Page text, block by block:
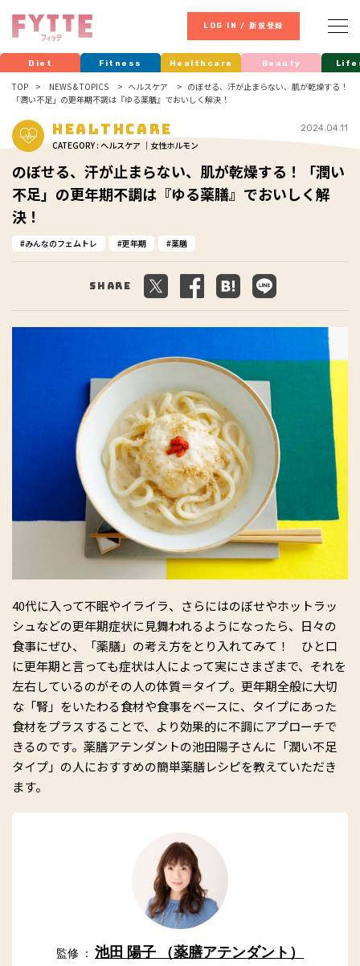
LOG IN / 新規登録
Diet Fitness Healthcare Beauty
TOP NEWS & TOPICS ヘルスケア
のぼせる、汗が止まらない、肌が乾燥する！
「潤い不足」の更年期不調は『ゆる薬膳』でおいしく解決！
Healthcare
CATEGORY : ヘルスケア ｜女性ホルモン
2024.04.11
のぼせる、汗が止まらない、肌が乾燥する！「潤い
不足」の更年期不調は『ゆる薬膳』でおいしく解
決！
みんなのフェムトレ 更年期 薬膳
Share
40代に入って不眠やイライラ、さらにはのぼせやホットラッ
シュなどの更年期症状に見舞われるようになったら、日々の
食事にぜひ、「薬膳」の考え方をとり入れてみて！ ひと口
に更年期と言っても症状は人によって実にさまざまで、それを
左右しているのがその人の体質＝タイプ。更年期全般に大切
な「腎」をいたわる食材や食事をベースに、タイプにあった
食材をプラスすることで、より効果的に不調にアプローチで
きるのです。薬膳アテンダントの池田陽子さんに「潤い不足
タイプ」の人におすすめの簡単薬膳レシピを教えていただき
ます。
監修 ： 池田 陽子 （薬膳アテンダント）